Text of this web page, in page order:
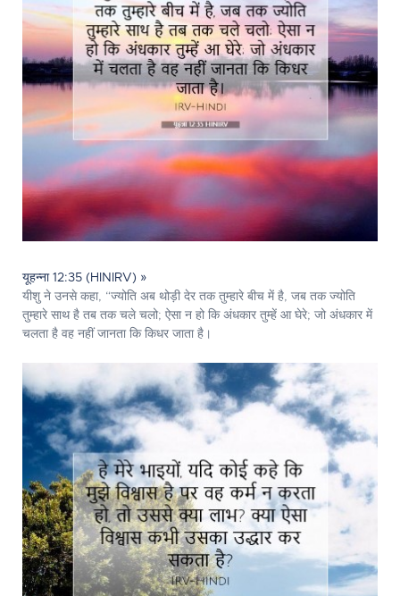
यूहन्ना 12:35 (HINIRV) »
यीशु ने उनसे कहा, “ज्योति अब थोड़ी देर तक तुम्हारे बीच में है, जब तक ज्योति
तुम्हारे साथ है तब तक चले चलो; ऐसा न हो कि अंधकार तुम्हें आ घेरे; जो अंधकार में
चलता है वह नहीं जानता कि किधर जाता है।